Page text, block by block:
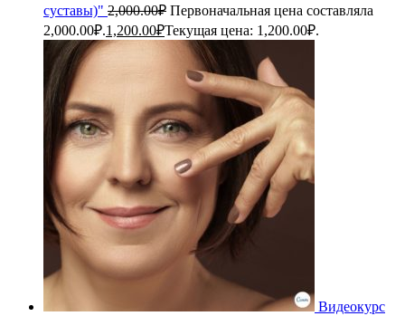
суставы)" 2,000.00₽ Первоначальная цена составляла
2,000.00₽.1,200.00₽Текущая цена: 1,200.00₽.
Видеокурс